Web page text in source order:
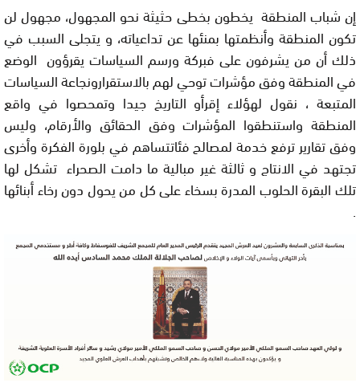
إن شباب المنطقة يخطون بخطى حثيثة نحو المجهول، مجهول لن
تكون المنطقة وأنظمتها بمنئها عن تداعياته، و يتجلى السبب في
ذلك أن من يشرفون على فبركة ورسم السياسات يقرؤون الوضع
في المنطقة وفق مؤشرات توحي لهم بالاستقرارونجاعة السياسات
المتبعة ، نقول لهؤلاء إقرأو التاريخ جيدا وتمحصوا في واقع
المنطقة واستنطقوا المؤشرات وفق الحقائق والأرقام، وليس
وفق تقارير ترفع خدمة لمصالح فئاتتساهم في بلورة الفكرة وأخرى
تجتهد في الانتاج و ثالثة غير مبالية ما دامت الصحراء تشكل لها
تلك البقرة الحلوب المدرة بسخاء على كل من يحول دون رخاء أبنائها
.